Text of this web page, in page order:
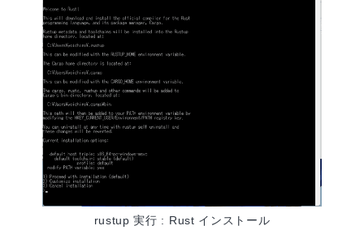
rustup 実行 : Rust インストール